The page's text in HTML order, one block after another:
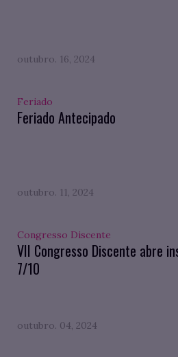
outubro. 16, 2024
Feriado
Feriado Antecipado
outubro. 11, 2024
Congresso Discente
VII Congresso Discente abre
7/10
outubro. 04, 2024